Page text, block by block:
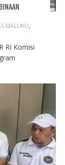
MALUKU,
RI Komisi